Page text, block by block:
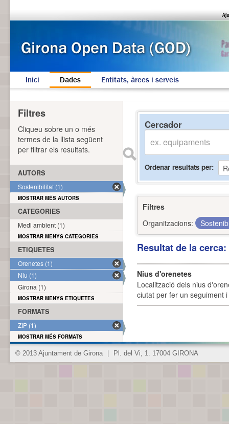
Inici Dades Entitats, àrees i serveis
Cercador
Ordenar resultats per
Filtres
Organitzacions:
Resultat de la
Nius d'orenetes
Localització dels nius
ciutat per fer un seguiment
Filtres
Cliqueu sobre un o més
termes de la llista següent
per filtrar els resultats.
AUTORS
Sostenibilitat (1)
MOSTRAR MÉS AUTORS
CATEGORIES
Medi ambient (1)
MOSTRAR MENYS CATEGORIES
ETIQUETES
Orenetes (1)
Niu (1)
Girona (1)
MOSTRAR MENYS ETIQUETES
FORMATS
ZIP (1)
MOSTRAR MÉS FORMATS
© 2013 Ajuntament de Girona Pl. del Vi, 1. 17004 GIRONA